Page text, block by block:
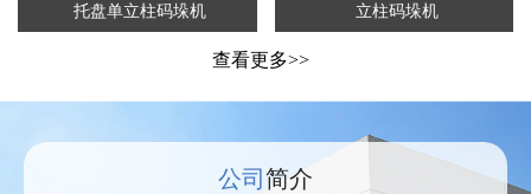
托盘单立柱码垛机 立柱码垛机
查看更多>>
公司 简介